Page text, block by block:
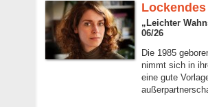
„Leichter
06/26
Die 1985
nimmt sich in
eine gute